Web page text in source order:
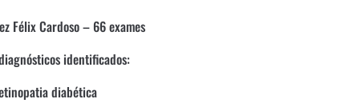
Félix Cardoso – 66 exames
identificados:
diabética